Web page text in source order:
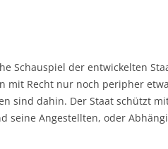
Schauspiel der entwickelten
mit Recht nur noch peripher
sind dahin. Der Staat schützt
seine Angestellten, oder